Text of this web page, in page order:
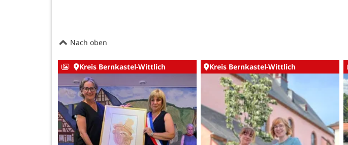
Nach oben
Kreis Bernkastel-Wittlich Kreis Bernkastel-Wittlich